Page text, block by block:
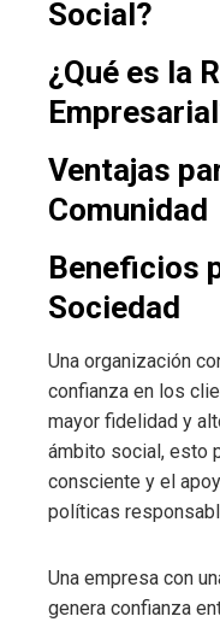
Social?
¿Qué es la
Ventajas
Comunidad
Beneficios
Sociedad
Una organización
confianza en los
mayor fidelidad y
ámbito social, esto
consciente y el
políticas
Una empresa con
genera confianza